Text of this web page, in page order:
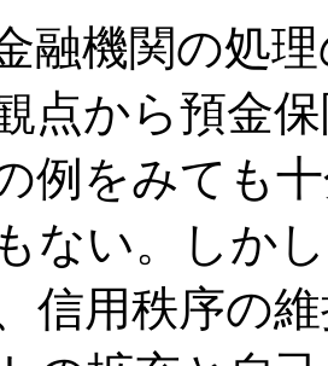
融機関の処
点から預金
例をみても
ない。しか
信用秩序の